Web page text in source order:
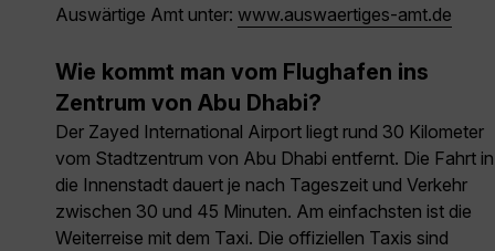
Auswärtige Amt unter: www.auswaertiges-amt.de
Wie kommt man vom Flughafen ins
Zentrum von Abu Dhabi?
Der Zayed International Airport liegt rund 30 Kilometer
vom Stadtzentrum von Abu Dhabi entfernt. Die Fahrt in
die Innenstadt dauert je nach Tageszeit und Verkehr
zwischen 30 und 45 Minuten. Am einfachsten ist die
Weiterreise mit dem Taxi. Die offiziellen Taxis sind